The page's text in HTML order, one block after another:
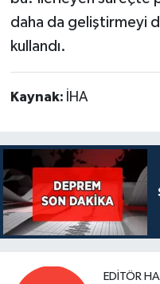
daha da geliştirmeyi
kullandı.
Kaynak: İHA
EDITÖR